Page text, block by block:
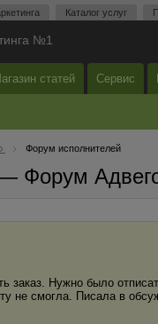
Каталог услуг
№1
статей Сервис
Форум исполнителей
Форум
заказ. Нужно было
не смогла. Писала в